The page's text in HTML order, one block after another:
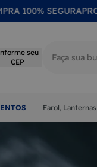
SEGURA
seu
CEP
Farol,